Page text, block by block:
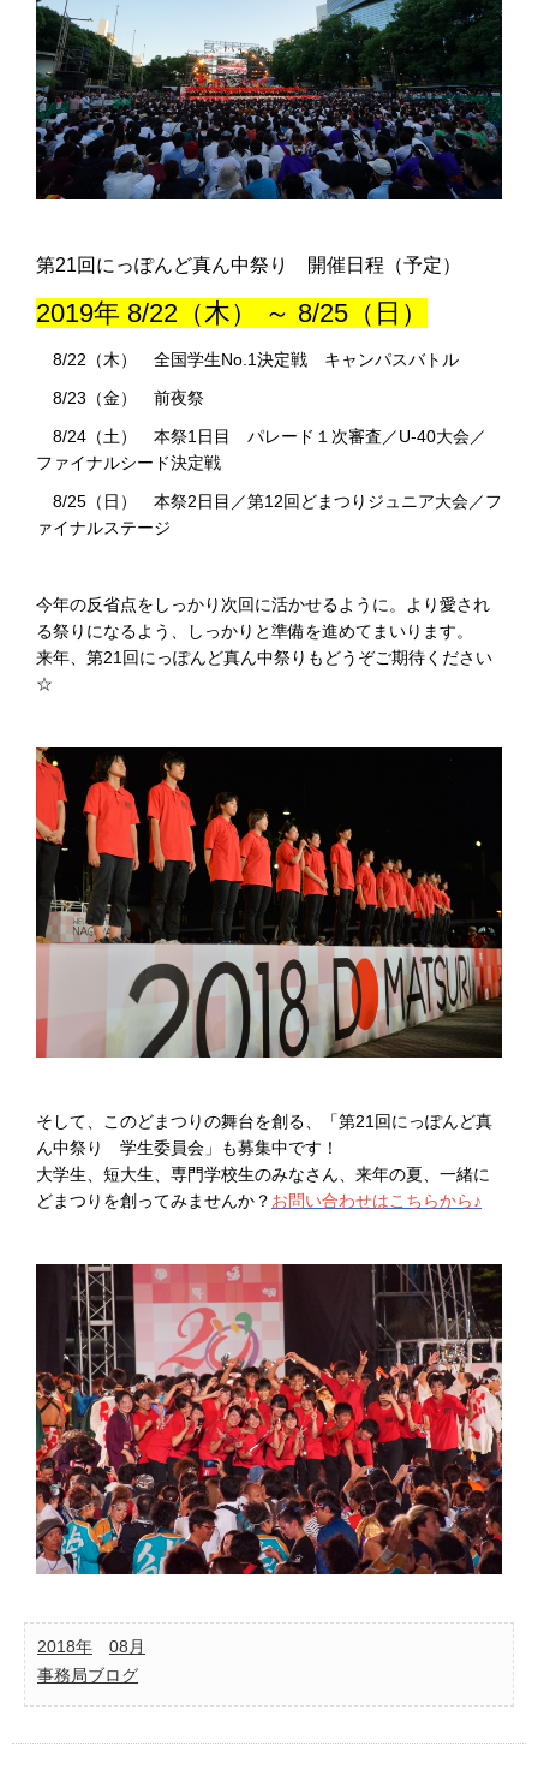
第21回にっぽんど真ん中祭り 開催日程（予定）
2019年 8/22（木） ～ 8/25（日）
8/22（木） 全国学生No.1決定戦 キャンパスバトル
8/23（金） 前夜祭
8/24（土） 本祭1日目 パレード１次審査／U-40大会／
ファイナルシード決定戦
8/25（日） 本祭2日目／第12回どまつりジュニア大会／フ
ァイナルステージ
今年の反省点をしっかり次回に活かせるように。より愛され
る祭りになるよう、しっかりと準備を進めてまいります。
来年、第21回にっぽんど真ん中祭りもどうぞご期待ください
☆
そして、このどまつりの舞台を創る、「第21回にっぽんど真
ん中祭り 学生委員会」も募集中です！
大学生、短大生、専門学校生のみなさん、来年の夏、一緒に
どまつりを創ってみませんか？ お問い合わせはこちらから♪
2018年
08月
事務局ブログ